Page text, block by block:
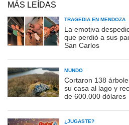
MÁS LEÍDAS
TRAGEDIA EN MENDOZA
La emotiva
que perdió a sus
San Carlos
MUNDO
Cortaron 138
su casa al lago y
de 600.000 dólares
¿JUGASTE?